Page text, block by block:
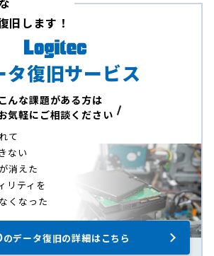
旧します！
タ復旧サービス
こんな課題がある方は
気軽にご相談ください
て
ない
消えた
リティを
くなった
のデータ復旧の詳細はこちら